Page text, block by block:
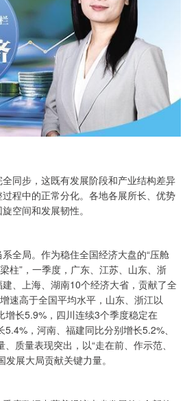
同步，这既有发展阶段和产业结构差异
程中的正常分化。各地各展所长、优势
空间和发展韧性。
全局。作为稳住全国经济大盘的“压舱
柱”，一季度，广东、江苏、山东、浙
、上海、湖南10个经济大省，贡献了全
速高于全国平均水平，山东、浙江以
增长5.9%，四川连续3个季度稳定在
，河南、福建同比分别增长5.2%、
质量表现突出，以“走在前、作示范、
展大局贡献关键力量。